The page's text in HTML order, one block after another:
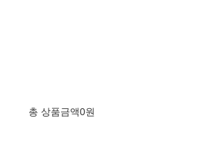
총 상품금액0원